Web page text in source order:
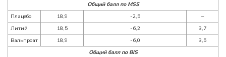
Общий балл по MSS
Плацебо
18,9 -2,5
–
Литий
18,5 -6,2
3,7
Вальпроат
18,9 -6,0
3,5
Общий балл по BIS